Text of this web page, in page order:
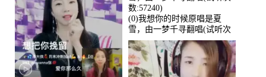
(0)我想你的时候原唱是夏
雪，由一梦千寻翻唱(试听次
数:57240)